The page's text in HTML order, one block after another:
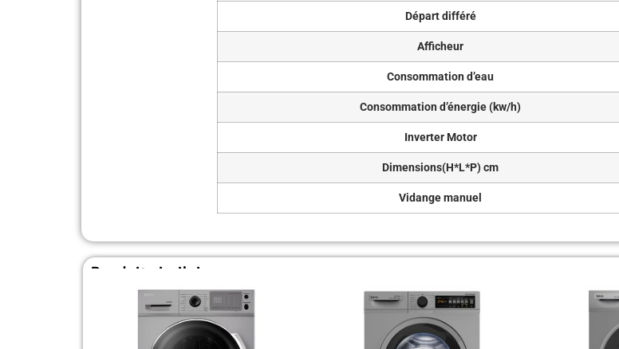
Départ différé
Afficheur
Consommation d’eau
Consommation d’énergie (kw/h)
Inverter Motor
Dimensions(H*L*P) cm
Vidange manuel
Produit similaire